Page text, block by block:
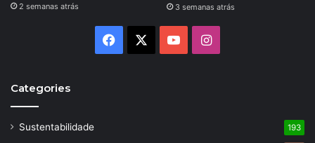
2 semanas atrás 3 semanas atrás
Facebook YouTubeInstagram
Categories
Sustentabilidade 193